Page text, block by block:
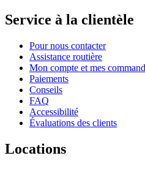
Service à la clientèle
Pour nous contacter
Assistance routière
Mon compte et mes
Paiements
Conseils
FAQ
Accessibilité
Évaluations des clients
Locations